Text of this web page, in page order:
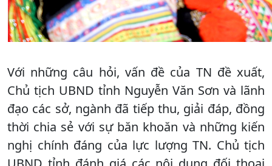
Với những câu hỏi, vấn đề của TN đề xuất,
Chủ tịch UBND tỉnh Nguyễn Văn Sơn và lãnh
đạo các sở, ngành đã tiếp thu, giải đáp, đồng
thời chia sẻ với sự băn khoăn và những kiến
nghị chính đáng của lực lượng TN. Chủ tịch